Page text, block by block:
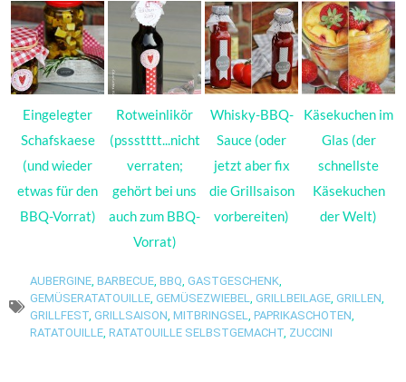
Eingelegter
Schafskaese
(und wieder
etwas für den
BBQ-Vorrat)
Rotweinlikör
(pssstttt...nicht
verraten;
gehört bei uns
auch zum BBQ-
Vorrat)
Whisky-BBQ-
Sauce (oder
jetzt aber fix
die Grillsaison
vorbereiten)
Käsekuchen im
Glas (der
schnellste
Käsekuchen
der Welt)
AUBERGINE, BARBECUE, BBQ, GASTGESCHENK,
GEMÜSERATATOUILLE, GEMÜSEZWIEBEL, GRILLBEILAGE, GRILLEN,
GRILLFEST, GRILLSAISON, MITBRINGSEL, PAPRIKASCHOTEN,
RATATOUILLE, RATATOUILLE SELBSTGEMACHT, ZUCCINI